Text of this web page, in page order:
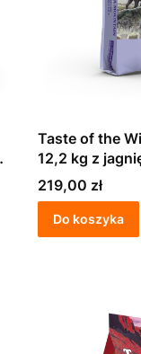
Taste of the
12,2 kg z
młodych i
Cena
219,00 zł
Do koszyka